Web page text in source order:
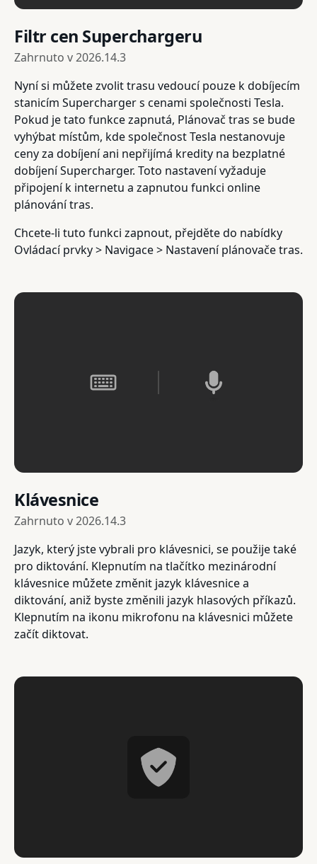
Filtr cen Superchargeru
Zahrnuto v2026.14.3
Nyní si můžete zvolit trasu vedoucí pouze k dobíjecím
stanicím Supercharger s cenami společnosti Tesla.
Pokud je tato funkce zapnutá, Plánovač tras se bude
vyhýbat místům, kde společnost Tesla nestanovuje
ceny za dobíjení ani nepřijímá kredity na bezplatné
dobíjení Supercharger. Toto nastavení vyžaduje
připojení k internetu a zapnutou funkci online
plánování tras.
Chcete-li tuto funkci zapnout, přejděte do nabídky
Ovládací prvky > Navigace > Nastavení plánovače tras.
Klávesnice
Zahrnuto v2026.14.3
Jazyk, který jste vybrali pro klávesnici, se použije také
pro diktování. Klepnutím na tlačítko mezinárodní
klávesnice můžete změnit jazyk klávesnice a
diktování, aniž byste změnili jazyk hlasových příkazů.
Klepnutím na ikonu mikrofonu na klávesnici můžete
začít diktovat.